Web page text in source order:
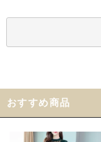
おすすめ商品